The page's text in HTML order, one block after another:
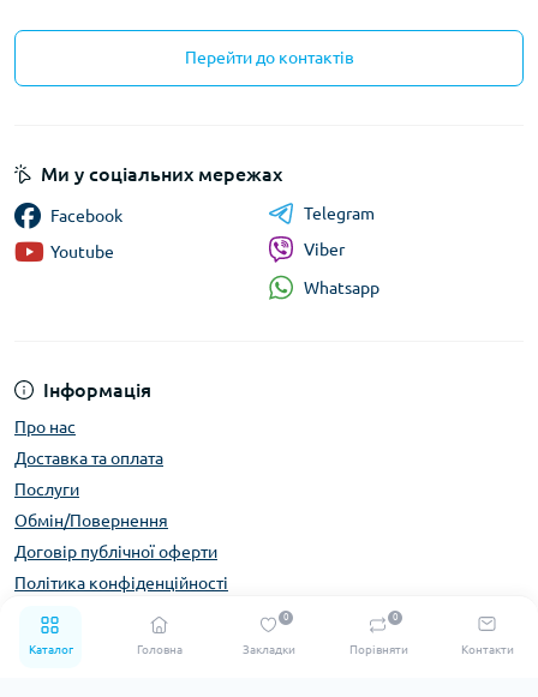
Каталог Головна Закладки
0
Порівняти
0
Контакти
Перейти до контактів
Інформація
Про нас
Доставка та оплата
Послуги
Обмін/Повернення
Договір публічної оферти
Політика конфіденційності
Зворотній зв'язок
Повернення товару
Ми у соціальних мережах
Facebook
Youtube
Telegram
Viber
Whatsapp